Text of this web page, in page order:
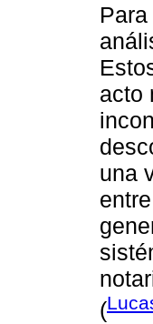
acto
una
(